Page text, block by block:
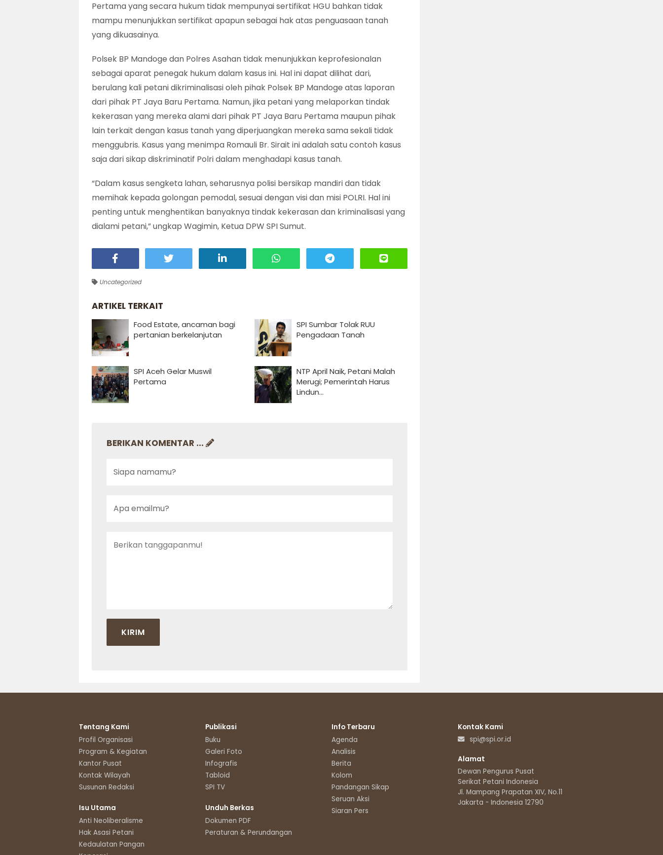
Pertama yang secara hukum tidak mempunyai sertifikat HGU bahkan tidak
mampu menunjukkan sertifikat apapun sebagai hak atas penguasaan tanah
yang dikuasainya.
Polsek BP Mandoge dan Polres Asahan tidak menunjukkan keprofesionalan
sebagai aparat penegak hukum dalam kasus ini. Hal ini dapat dilihat dari,
berulang kali petani dikriminalisasi oleh pihak Polsek BP Mandoge atas laporan
dari pihak PT Jaya Baru Pertama. Namun, jika petani yang melaporkan tindak
kekerasan yang mereka alami dari pihak PT Jaya Baru Pertama maupun pihak
lain terkait dengan kasus tanah yang diperjuangkan mereka sama sekali tidak
menggubris. Kasus yang menimpa Romauli Br. Sirait ini adalah satu contoh kasus
saja dari sikap diskriminatif Polri dalam menghadapi kasus tanah.
“Dalam kasus sengketa lahan, seharusnya polisi bersikap mandiri dan tidak
memihak kepada golongan pemodal, sesuai dengan visi dan misi POLRI. Hal ini
penting untuk menghentikan banyaknya tindak kekerasan dan kriminalisasi yang
dialami petani,” ungkap Wagimin, Ketua DPW SPI Sumut.
Uncategorized
ARTIKEL TERKAIT
Food Estate, ancaman bagi
pertanian berkelanjutan
SPI Aceh Gelar Muswil
Pertama
SPI Sumbar Tolak RUU
Pengadaan Tanah
NTP April Naik, Petani Malah
Merugi; Pemerintah Harus
Lindun...
BERIKAN KOMENTAR ...
Tentang Kami
Profil Organisasi
Program & Kegiatan
Kantor Pusat
Kontak Wilayah
Susunan Redaksi
Isu Utama
Anti Neoliberalisme
Hak Asasi Petani
Kedaulatan Pangan
Publikasi
Buku
Galeri Foto
Infografis
Tabloid
SPI TV
Unduh Berkas
Dokumen PDF
Peraturan & Perundangan
Info Terbaru
Agenda
Analisis
Berita
Kolom
Pandangan Sikap
Seruan Aksi
Siaran Pers
Kontak Kami
spi@spi.or.id
Alamat
Dewan Pengurus Pusat
Serikat Petani Indonesia
Jl. Mampang Prapatan XIV, No.11
Jakarta - Indonesia 12790